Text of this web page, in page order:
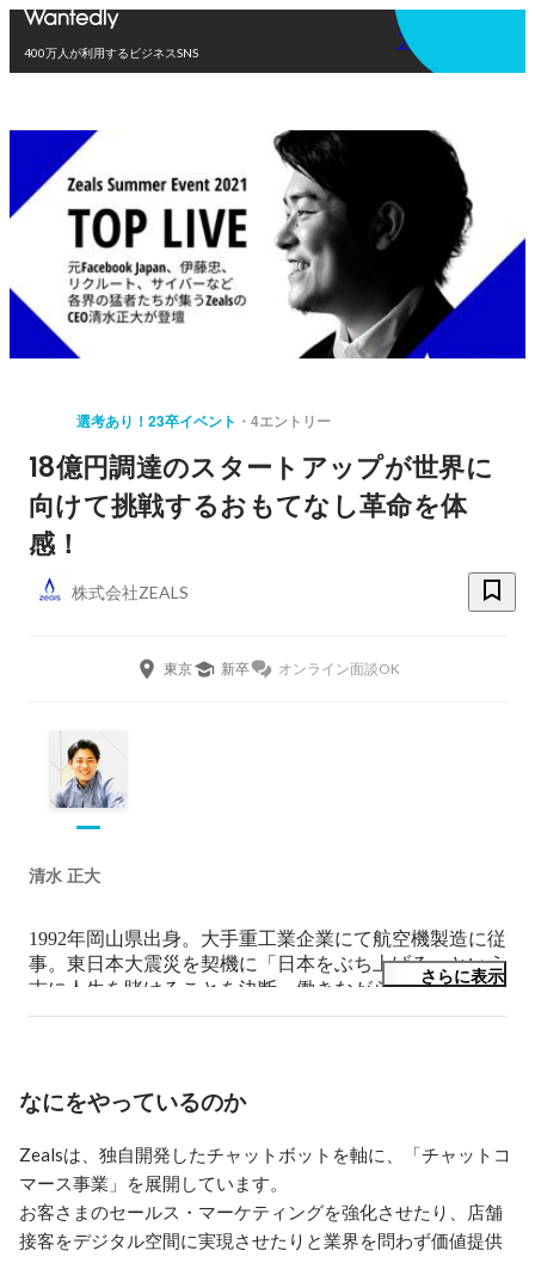
400万人が利用するビジネスSNS
アプリを使う
選考あり！23卒イベント 4エントリー
18億円調達のスタートアップが世界に
向けて挑戦するおもてなし革命を体
感！
株式会社ZEALS
東京 新卒 オンライン面談OK
清水 正大
1992年岡山県出身。大手重工業企業にて航空機製造に従
事。東日本大震災を契機に「日本をぶち上げる」という
志に人生を賭けることを決断。働きながら貯金し明治大
学に入学。在学中の2014年にZEALSを設立、代表取締
を代表する30才未満の30人の起業家」（正式名称 :
Forbes30 Under30 Asia） のエンタープライズ・テクノロ
ジャフコ, フリークアウトより累計8.5億円を調達。2020
年、コロナ禍を契機にHISと店舗接客のデジタル化を推
進する「接客DX」を開始。
さらに表示
なにをやっているのか
Zealsは、独自開発したチャットボットを軸に、「チャットコ
マース事業」を展開しています。
お客さまのセールス・マーケティングを強化させたり、店舗
接客をデジタル空間に実現させたりと業界を問わず価値提供